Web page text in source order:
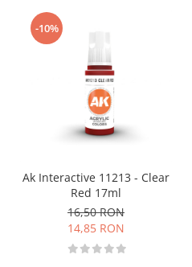
Sol Diorama
Materiale pentru sol
The Army Painter
Accesorii pictura The Army Painter
Speedpaints
Warpaints Fanatic
Spray
Speedpaint Markers
Accesorii pictura
-10%
Ak Interactive 11213 - Clear
Red 17ml
16,50 RON
14,85 RON